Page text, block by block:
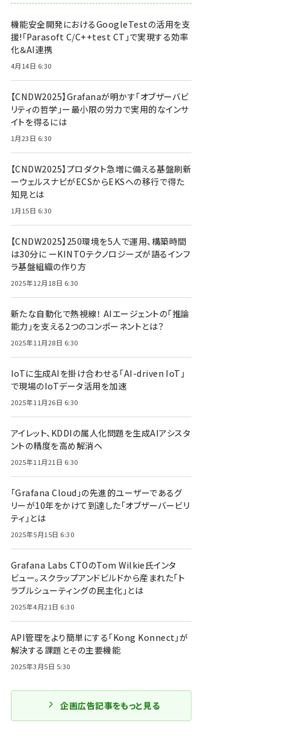
機能安全開発におけるGoogleTestの活用を支
援!「Parasoft C/C++test CT」で実現する効率
化＆AI連携
4月14日 6:30
【CNDW2025】Grafanaが明かす「オブザーバビ
リティの哲学」ー最小限の労力で実用的なインサ
イトを得るには
1月23日 6:30
【CNDW2025】プロダクト急増に備える基盤刷新
ーウェルスナビがECSからEKSへの移行で得た
知見とは
1月15日 6:30
【CNDW2025】250環境を5人で運用、構築時間
は30分に ーKINTOテクノロジーズが語るインフ
ラ基盤組織の作り方
2025年12月18日 6:30
新たな自動化で熱視線！ AIエージェントの「推論
能力」を支える2つのコンポーネントとは？
2025年11月28日 6:30
IoTに生成AIを掛け合わせる「AI-driven IoT」
で現場のIoTデータ活用を加速
2025年11月26日 6:30
アイレット、KDDIの属人化問題を生成AIアシスタ
ントの精度を高め解消へ
2025年11月21日 6:30
「Grafana Cloud」の先進的ユーザーであるグ
リーが10年をかけて到達した「オブザーバービリ
ティ」とは
2025年5月15日 6:30
Grafana Labs CTOのTom Wilkie氏インタ
ビュー。スクラップアンドビルドから産まれた「ト
ラブルシューティングの民主化」とは
2025年4月21日 6:30
API管理をより簡単にする「Kong Konnect」が
解決する課題とその主要機能
2025年3月5日 5:30
企画広告記事をもっと見る